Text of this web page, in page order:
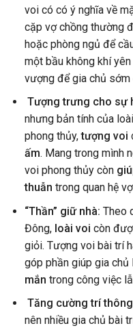
voi có có ý nghĩa về
cặp vợ chồng thường
hoặc phòng ngủ để
một bầu không khí
vượng để gia chủ sớm
Tượng trưng cho sự
nhưng bản tính của
phong thủy,tượng voi
ấm. Mang trong mình
voi phong thủy còn
thuẫn trong quan hệ
“Thần” giữ nhà: Theo
Đông, loài voi còn
giỏi. Tượng voi bài trí
góp phần giúp gia chủ
mắn trong công việc
Tăng cường trí
nên nhiều gia chủ bài